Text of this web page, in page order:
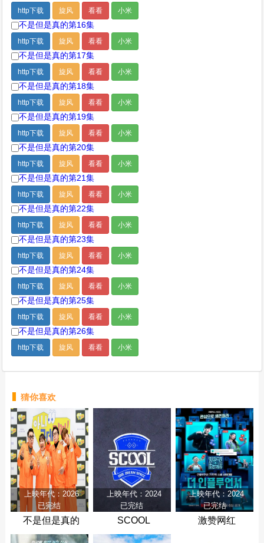
http下载 旋风 看看 小米
不是但是真的第16集
http下载 旋风 看看 小米
不是但是真的第17集
http下载 旋风 看看 小米
不是但是真的第18集
http下载 旋风 看看 小米
不是但是真的第19集
http下载 旋风 看看 小米
不是但是真的第20集
http下载 旋风 看看 小米
不是但是真的第21集
http下载 旋风 看看 小米
不是但是真的第22集
http下载 旋风 看看 小米
不是但是真的第23集
http下载 旋风 看看 小米
不是但是真的第24集
http下载 旋风 看看 小米
不是但是真的第25集
http下载 旋风 看看 小米
不是但是真的第26集
http下载 旋风 看看 小米
猜你喜欢
上映年代：2026
已完结
不是但是真的
上映年代：2024
已完结
SCOOL
上映年代：2024
已完结
激赞网红